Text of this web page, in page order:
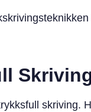
skriving.